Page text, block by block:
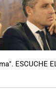
ESCUCHE